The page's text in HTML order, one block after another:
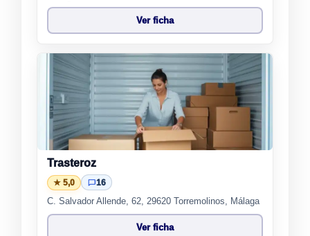
Ver ficha
Trasteroz
★ 5,0
16
C. Salvador Allende, 62, 29620 Torremolinos, Málaga
Ver ficha